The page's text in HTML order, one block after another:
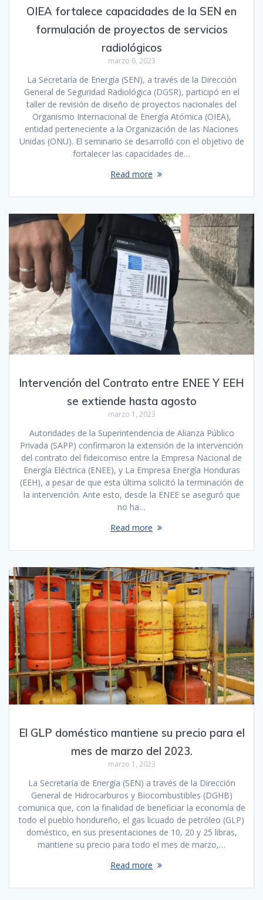
OIEA fortalece capacidades de la SEN en
formulación de proyectos de servicios
radiológicos
marzo 6, 2023
La Secretaría de Energía (SEN), a través de la Dirección
General de Seguridad Radiológica (DGSR), participó en el
taller de revisión de diseño de proyectos nacionales del
Organismo Internacional de Energía Atómica (OIEA),
entidad perteneciente a la Organización de las Naciones
Unidas (ONU). El seminario se desarrolló con el objetivo de
fortalecer las capacidades de…
Read more
Intervención del Contrato entre ENEE Y EEH
se extiende hasta agosto
marzo 1, 2023
Autoridades de la Superintendencia de Alianza Público
Privada (SAPP) confirmaron la extensión de la intervención
del contrato del fideicomiso entre la Empresa Nacional de
Energía Eléctrica (ENEE), y La Empresa Energía Honduras
(EEH), a pesar de que esta última solicitó la terminación de
la intervención. Ante esto, desde la ENEE se aseguró que
no ha…
Read more
El GLP doméstico mantiene su precio para el
mes de marzo del 2023.
marzo 1, 2023
La Secretaría de Energía (SEN) a través de la Dirección
General de Hidrocarburos y Biocombustibles (DGHB)
comunica que, con la finalidad de beneficiar la economía de
todo el pueblo hondureño, el gas licuado de petróleo (GLP)
doméstico, en sus presentaciones de 10, 20 y 25 libras,
mantiene su precio para todo el mes de marzo,…
Read more